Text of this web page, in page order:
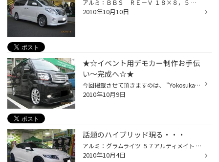
アルミ：ＢＢＳ ＲＥ－Ｖ １８×８，５ タイヤ：２３５/５０Ｒ１８ アルミホイールのトップブランド、 ＢＢＳのＲＥ－Ｖをアルファードにインストール。 鍛造製法で超軽量、そして流麗なデザインが アルファードの足元にピッタリマッチ！！ アライメントも調整して直進性も向上、 セレブなアルファ...
2010年10月10日
★☆イベント用デモカー制作お手伝
い～完成へ☆★
今回掲載させて頂きますのは、 ”Yokosuka FREEDOM" というチームのイベント用デモカーです(^O^)／ 320アトレーをベースにカスタマイズ！ 今回お手伝いした部分はタイヤアルミ(*^^)v ワークシュバートSC４ フロント１７in リア １８in とにかく大きなホイールですね！ 軽自動車で１８はインパクト...
2010年10月9日
話題のハイブリッド現る・・・
アルミ：グラムライツ ５７アルティメイト ＳＣスペック １７×７０ タイヤ：２０５/４５Ｒ１７ ホンダが誇る、ハイブリッドスポーツＣＲ－Ｚが来店。 ホイールは鮮やかなブルーが際立つホイール・・・ グラムライツ ５７アルティメイト ＳＣスペック。 流行のエコカラー、ブルーを足元に入れるとは...
2010年10月4日